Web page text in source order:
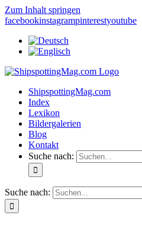
Zum Inhalt springen
facebookinstagrampinterestyoutube
ShipspottingMag.com
Index
Lexikon
Bildergalerien
Blog
Kontakt
Suche nach:
Suche nach: